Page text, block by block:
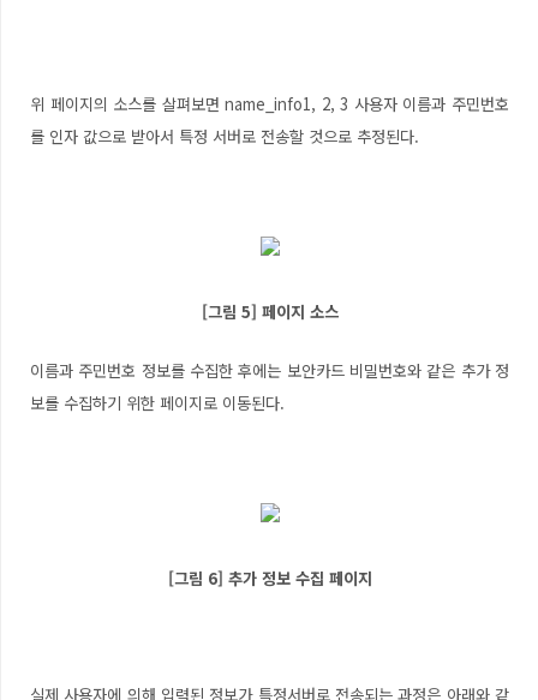
위 페이지의 소스를 살펴보면 name_info1, 2, 3 사용자 이름과 주민번호
를 인자 값으로 받아서 특정 서버로 전송할 것으로 추정된다.
[그림 5] 페이지 소스
이름과 주민번호 정보를 수집한 후에는 보안카드 비밀번호와 같은 추가 정
보를 수집하기 위한 페이지로 이동된다.
[그림 6] 추가 정보 수집 페이지
실제 사용자에 의해 입력된 정보가 특정서버로 전송되는 과정은 아래와 같